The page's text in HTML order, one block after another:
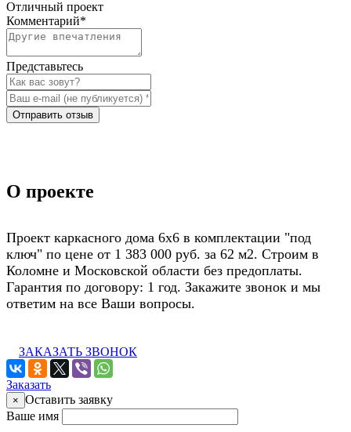
Отличный проект
Комментарий*
Представьтесь
Отправить отзыв
О проекте
Проект каркасного дома 6х6 в комплектации "под
ключ" по цене от 1 383 000 руб. за 62 м2. Строим в
Коломне и Московской области без предоплаты.
Гарантия по договору: 1 год. Закажите звонок и мы
ответим на все Ваши вопросы.
ЗАКАЗАТЬ ЗВОНОК
Заказать
× Оставить заявку
Ваше имя